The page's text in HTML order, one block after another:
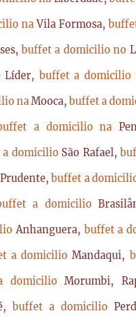
na Vila Formosa,
buffet a domicilio no
Líder, buffet a domicilio
naMooca, buffet a
a domicilio na
a domicilio São Rafael,
buffet a
a domicilio
Anhanguera, buffet a
a domicilioMandaqui,
domicilioMorumbi,
buffet a domicilio